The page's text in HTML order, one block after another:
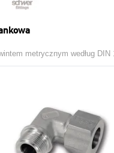
metrycznym według DIN